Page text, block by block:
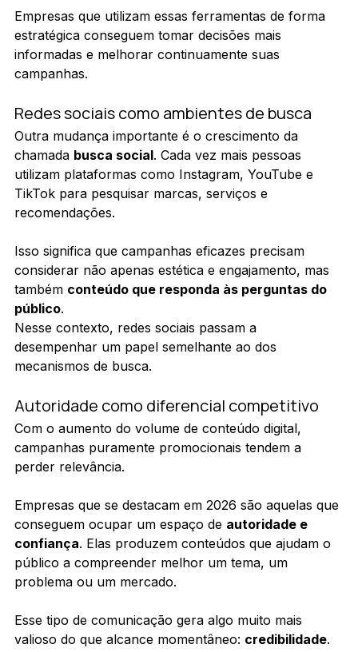
Empresas que utilizam essas ferramentas de forma
estratégica conseguem tomar decisões mais
informadas e melhorar continuamente suas
campanhas.
Redes sociais como ambientes de busca
Outra mudança importante é o crescimento da
chamada busca social. Cada vez mais pessoas
utilizam plataformas como Instagram, YouTube e
TikTok para pesquisar marcas, serviços e
recomendações.
Isso significa que campanhas eficazes precisam
considerar não apenas estética e engajamento, mas
também conteúdo que responda às perguntas do
público.
Nesse contexto, redes sociais passam a
desempenhar um papel semelhante ao dos
mecanismos de busca.
Autoridade como diferencial competitivo
Com o aumento do volume de conteúdo digital,
campanhas puramente promocionais tendem a
perder relevância.
Empresas que se destacam em 2026 são aquelas que
conseguem ocupar um espaço de autoridade e
confiança. Elas produzem conteúdos que ajudam o
público a compreender melhor um tema, um
problema ou um mercado.
Esse tipo de comunicação gera algo muito mais
valioso do que alcance momentâneo: credibilidade.